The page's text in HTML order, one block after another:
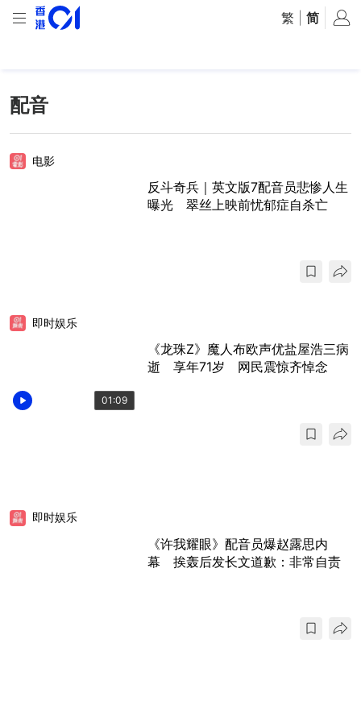
繁 简
配音
电影
反斗奇兵｜英文版7配音员悲惨人生
曝光 翠丝上映前忧郁症自杀亡
01:09
即时娱乐
《龙珠Z》魔人布欧声优盐屋浩三病
逝 享年71岁 网民震惊齐悼念
即时娱乐
《许我耀眼》配音员爆赵露思内
幕 挨轰后发长文道歉：非常自责